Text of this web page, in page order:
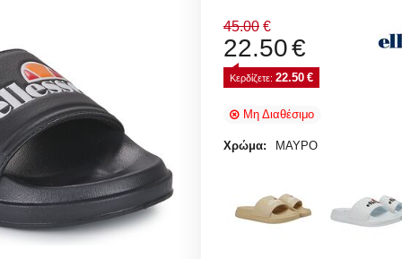
45.00 €
22.50€
Κερδίζετε: 22.50 €
Μη Διαθέσιμο
Χρώμα: ΜΑΥΡΟ